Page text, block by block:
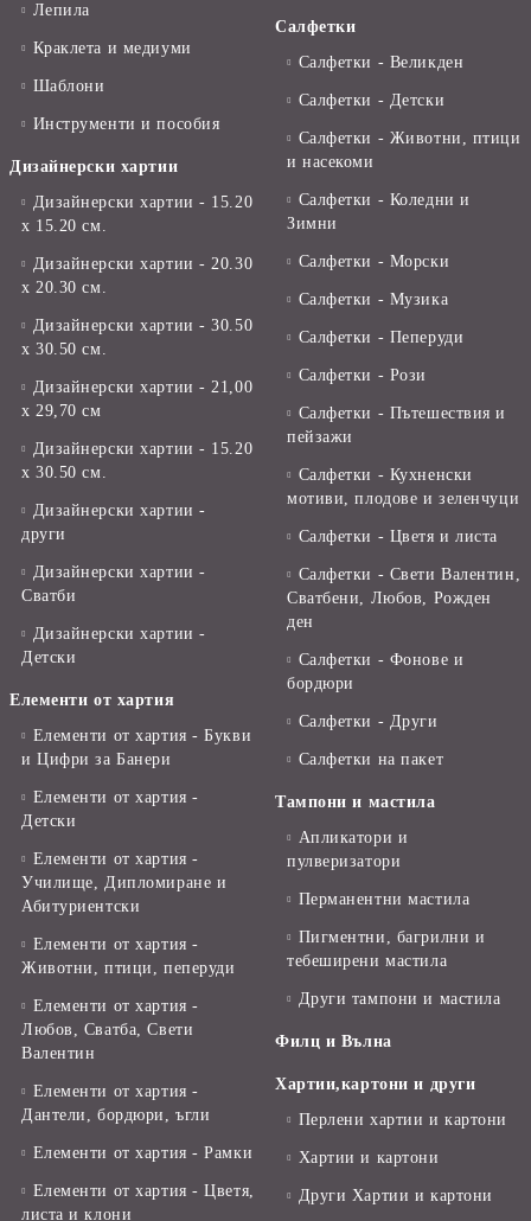
Лепила
Краклета и медиуми
Шаблони
Инструменти и пособия
Дизайнерски хартии
Дизайнерски хартии - 15.20
х 15.20 см.
Дизайнерски хартии - 20.30
х 20.30 см.
Дизайнерски хартии - 30.50
х 30.50 см.
Дизайнерски хартии - 21,00
х 29,70 см
Дизайнерски хартии - 15.20
x 30.50 см.
Дизайнерски хартии -
други
Дизайнерски хартии -
Сватби
Дизайнерски хартии -
Детски
Елементи от хартия
Елементи от хартия - Букви
и Цифри за Банери
Елементи от хартия -
Детски
Елементи от хартия -
Училище, Дипломиране и
Абитуриентски
Елементи от хартия -
Животни, птици, пеперуди
Елементи от хартия -
Любов, Сватба, Свети
Валентин
Елементи от хартия -
Дантели, бордюри, ъгли
Елементи от хартия - Рамки
Елементи от хартия - Цветя,
листа и клони
Салфетки
Салфетки - Великден
Салфетки - Детски
Салфетки - Животни, птици
и насекоми
Салфетки - Коледни и
Зимни
Салфетки - Морски
Салфетки - Музика
Салфетки - Пеперуди
Салфетки - Рози
Салфетки - Пътешествия и
пейзажи
Салфетки - Кухненски
мотиви, плодове и зеленчуци
Салфетки - Цветя и листа
Салфетки - Свети Валентин,
Сватбени, Любов, Рожден
ден
Салфетки - Фонове и
бордюри
Салфетки - Други
Салфетки на пакет
Тампони и мастила
Апликатори и
пулверизатори
Перманентни мастила
Пигментни, багрилни и
тебеширени мастила
Други тампони и мастила
Филц и Вълна
Хартии,картони и други
Перлени хартии и картони
Хартии и картони
Други Хартии и картони